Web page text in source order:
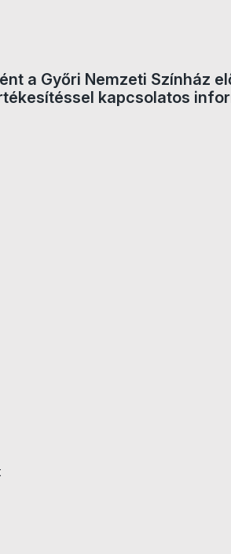
a Győri Nemzeti Színház
kapcsolatos